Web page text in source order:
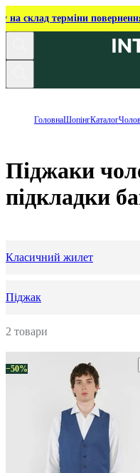
на склад терміни
ГоловнаШопінгКаталог
Піджаки
підкладки
Класичний жилет
Піджак
2 товари
−50%